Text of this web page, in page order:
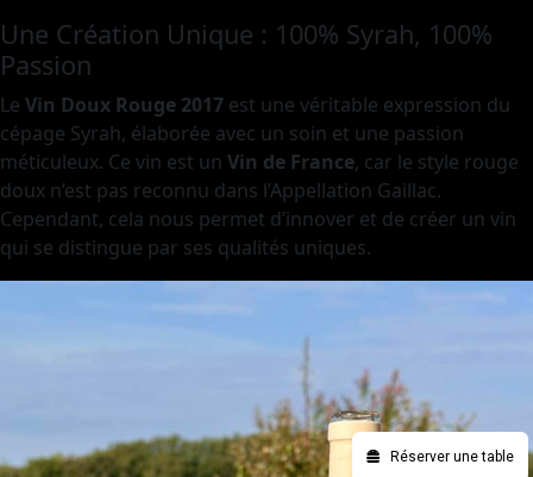
Réserver une table
Une Création Unique : 100% Syrah, 100%
Passion
Le Vin Doux Rouge 2017 est une véritable expression du
cépage Syrah, élaborée avec un soin et une passion
méticuleux. Ce vin est un Vin de France, car le style rouge
doux n’est pas reconnu dans l’Appellation Gaillac.
Cependant, cela nous permet d’innover et de créer un vin
qui se distingue par ses qualités uniques.